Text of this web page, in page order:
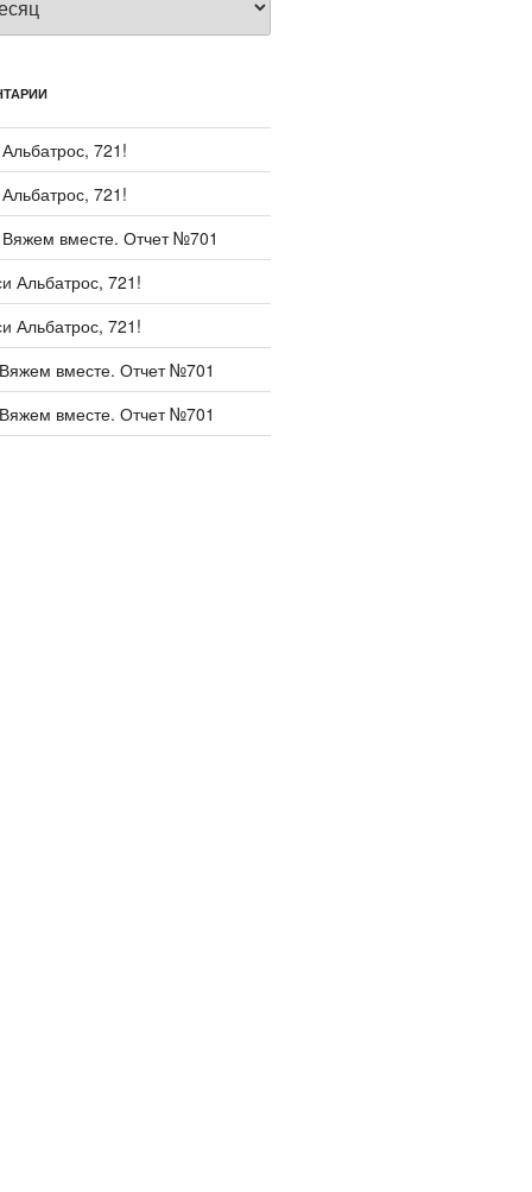
Альбатрос, 721!
Альбатрос, 721!
Вяжем вместе. Отчет №701
Альбатрос, 721!
Альбатрос, 721!
вместе. Отчет №701
вместе. Отчет №701